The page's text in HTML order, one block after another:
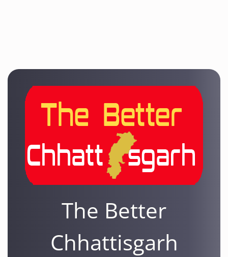
The Better
Chhattisgarh